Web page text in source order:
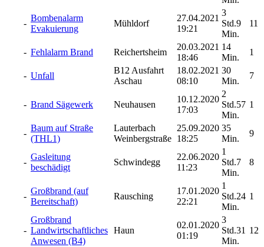
-
Bombenalarm
Evakuierung
Mühldorf
27.04.2021
19:21
3
Std.9
Min.
11
- Fehlalarm Brand Reichertsheim
20.03.2021
18:46
14
Min.
1
- Unfall
B12 Ausfahrt
Aschau
18.02.2021
08:10
30
Min.
7
- Brand Sägewerk Neuhausen
10.12.2020
17:03
2
Std.57
Min.
1
-
Baum auf Straße
(THL1)
Lauterbach
Weinbergstraße
25.09.2020
18:25
35
Min.
9
-
Gasleitung
beschädigt
Schwindegg
22.06.2020
11:23
1
Std.7
Min.
8
-
Großbrand (auf
Bereitschaft)
Rausching
17.01.2020
22:21
1
Std.24
Min.
1
-
Großbrand
Landwirtschaftliches
Anwesen (B4)
Haun
02.01.2020
01:19
3
Std.31
Min.
12